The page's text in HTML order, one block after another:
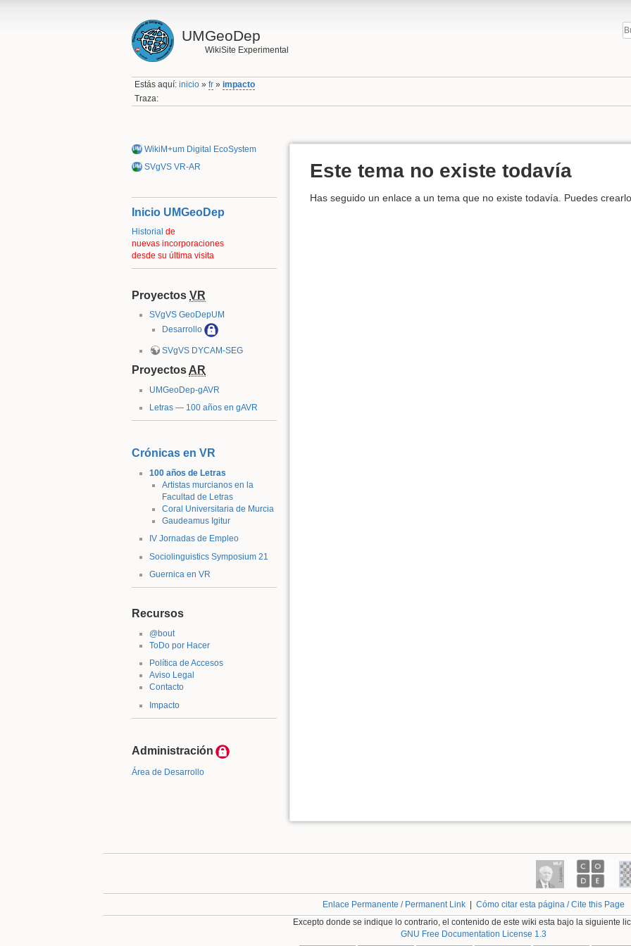
UMGeoDep
WikiSite Experimental
Estás aquí:inicio »fr »impacto
Traza:
WikiM+um Digital EcoSystem
SVgVS VR-AR
Inicio UMGeoDep
Historial de
nuevas incorporaciones
desde su última visita
Proyectos VR
SVgVS GeoDepUM
Desarrollo
SVgVS DYCAM-SEG
Proyectos AR
UMGeoDep-gAVR
Letras — 100 años en gAVR
Crónicas en VR
100 años de Letras
Artistas murcianos en la
Facultad de Letras
Coral Universitaria de Murcia
Gaudeamus Igitur
IV Jornadas de Empleo
Sociolinguistics Symposium 21
Guernica en VR
Recursos
@bout
ToDo por Hacer
Política de Accesos
Aviso Legal
Contacto
Impacto
Administración
Área de Desarrollo
Este tema no existe todavía
Has seguido un enlace a un tema que no existe todavía. Puedes
Enlace Permanente / Permanent Link| Cómo citar esta página / Cite this Page
Excepto donde se indique lo contrario, el contenido de este wiki esta bajo la siguiente
GNU Free Documentation License 1.3